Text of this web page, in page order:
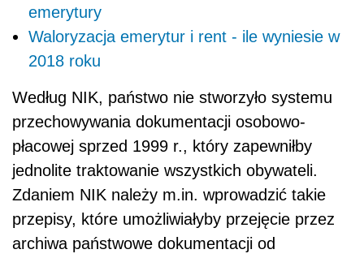
emerytury
Waloryzacja emerytur i rent - ile wyniesie w
2018 roku
Według NIK, państwo nie stworzyło systemu
przechowywania dokumentacji osobowo-
płacowej sprzed 1999 r., który zapewniłby
jednolite traktowanie wszystkich obywateli.
Zdaniem NIK należy m.in. wprowadzić takie
przepisy, które umożliwiałyby przejęcie przez
archiwa państwowe dokumentacji od